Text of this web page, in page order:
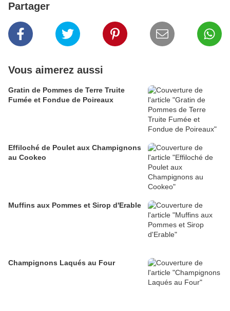
Partager
Vous aimerez aussi
Gratin de Pommes de Terre Truite
Fumée et Fondue de Poireaux
Effiloché de Poulet aux Champignons
au Cookeo
Muffins aux Pommes et Sirop d'Erable
Champignons Laqués au Four